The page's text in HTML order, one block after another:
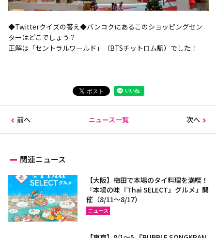
◆Twitterクイズの答え◆バンコクにあるこのショッピングセン
ターはどこでしょう？
正解は「セントラルワールド」（BTSチットロム駅）でした！
前へ ニュース一覧 次へ
関連ニュース
【大阪】梅田で本場のタイ料理を満喫！
「本場の味『Thai SELECT』グルメ」開
催（8/11～8/17）
ニュース